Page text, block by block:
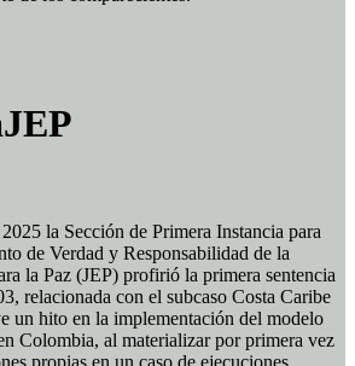
la Sección de Primera Instancia para
de Verdad y Responsabilidad de la
la Paz (JEP) profirió la primera sentencia
relacionada con el subcaso Costa Caribe
un hito en la implementación del modelo
Colombia, al materializar por primera vez
propias en un caso de ejecuciones